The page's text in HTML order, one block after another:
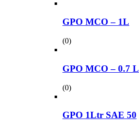
GPO MCO – 1L
(0)
GPO MCO – 0.7 L
(0)
GPO 1Ltr SAE 50